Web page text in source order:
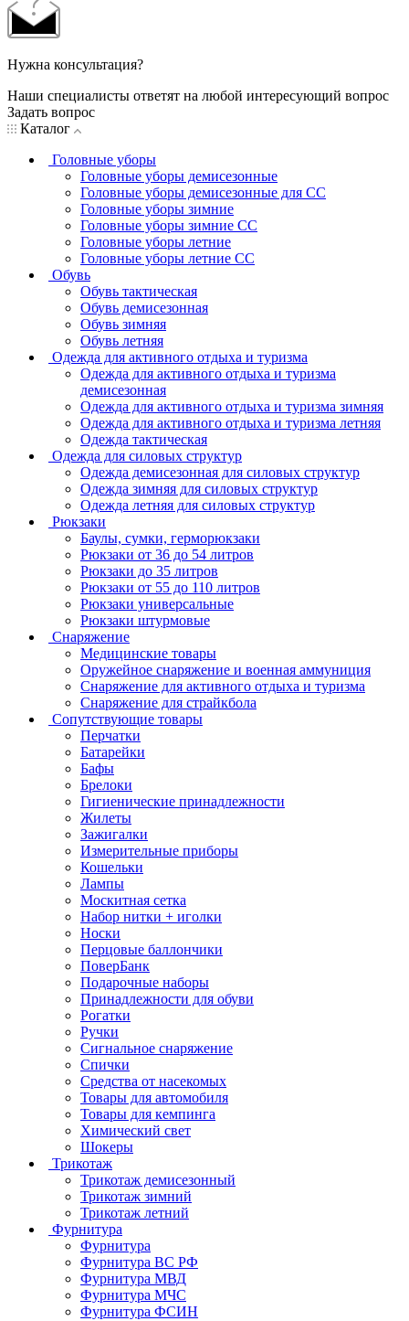
Нужна консультация?
Наши специалисты ответят на любой интересующий вопрос
Задать вопрос
Каталог
Головные уборы
Головные уборы демисезонные
Головные уборы демисезонные для СС
Головные уборы зимние
Головные уборы зимние СС
Головные уборы летние
Головные уборы летние СС
Обувь
Обувь тактическая
Обувь демисезонная
Обувь зимняя
Обувь летняя
Одежда для активного отдыха и туризма
Одежда для активного отдыха и туризма
демисезонная
Одежда для активного отдыха и туризма зимняя
Одежда для активного отдыха и туризма летняя
Одежда тактическая
Одежда для силовых структур
Одежда демисезонная для силовых структур
Одежда зимняя для силовых структур
Одежда летняя для силовых структур
Рюкзаки
Баулы, сумки, герморюкзаки
Рюкзаки от 36 до 54 литров
Рюкзаки до 35 литров
Рюкзаки от 55 до 110 литров
Рюкзаки универсальные
Рюкзаки штурмовые
Снаряжение
Медицинские товары
Оружейное снаряжение и военная аммуниция
Снаряжение для активного отдыха и туризма
Снаряжение для страйкбола
Сопутствующие товары
Перчатки
Батарейки
Бафы
Брелоки
Гигиенические принадлежности
Жилеты
Зажигалки
Измерительные приборы
Кошельки
Лампы
Москитная сетка
Набор нитки + иголки
Носки
Перцовые баллончики
ПоверБанк
Подарочные наборы
Принадлежности для обуви
Рогатки
Ручки
Сигнальное снаряжение
Спички
Средства от насекомых
Товары для автомобиля
Товары для кемпинга
Химический свет
Шокеры
Трикотаж
Трикотаж демисезонный
Трикотаж зимний
Трикотаж летний
Фурнитура
Фурнитура
Фурнитура ВС РФ
Фурнитура МВД
Фурнитура МЧС
Фурнитура ФСИН